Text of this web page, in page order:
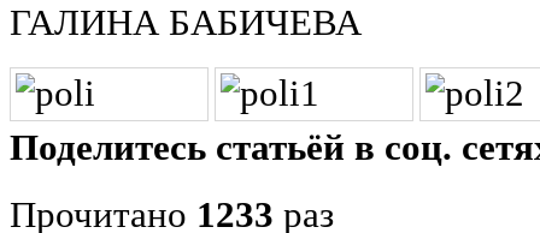
ГАЛИНА БАБИЧЕВА
Поделитесь статьёй в соц.
Прочитано 1233 раз